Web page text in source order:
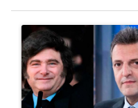
Un artículo de